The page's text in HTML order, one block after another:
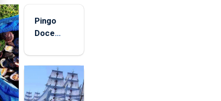
Pingo
Doce
quinta-
feira nova
loja em
São